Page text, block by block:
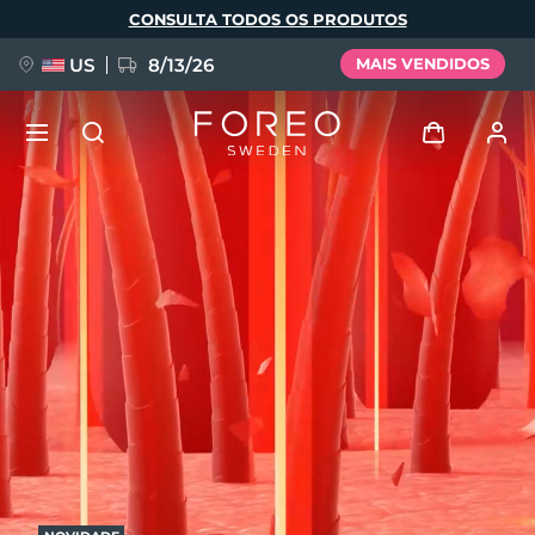
principal
CONSULTA TODOS OS PRODUTOS
US 8/13/26 MAIS VENDIDOS
Entrar
Perfil de usuário
Meus aparelhos
Meus pedidos
Meus endereços
As minhas subscrições
NOVIDADE
FAQ™ Pure Beauty-Tech Elixir
BREAKING NEWS
issa™ Teeth Whitening Set
Idioma
English Deutsch
Español
Français
Italiano
Português
Polski
Svenska
Русский
Türkçe
简体中文 繁體中文